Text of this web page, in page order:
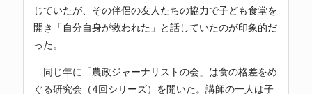
じていたが、その伴侶の友人たちの協力で子ども食堂を
開き「自分自身が救われた」と話していたのが印象的だ
った。
同じ年に「農政ジャーナリストの会」は食の格差をめ
ぐる研究会（4回シリーズ）を開いた。講師の一人は子